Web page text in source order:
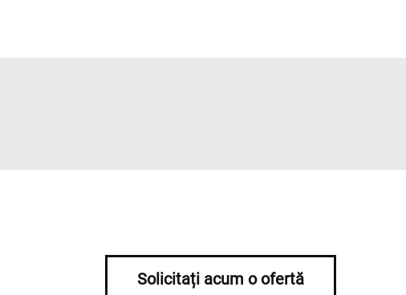
Solicitați acum o ofertă